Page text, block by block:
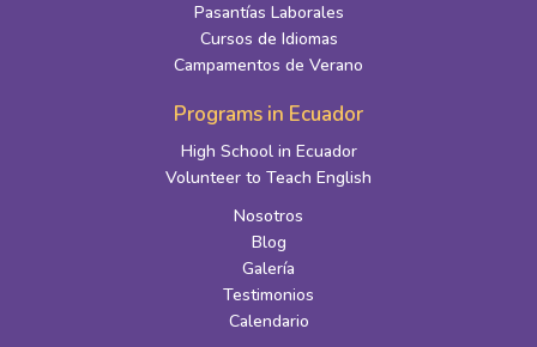
Pasantías Laborales
Cursos de Idiomas
Campamentos de Verano
Programs in Ecuador
High School in Ecuador
Volunteer to Teach English
Nosotros
Blog
Galería
Testimonios
Calendario